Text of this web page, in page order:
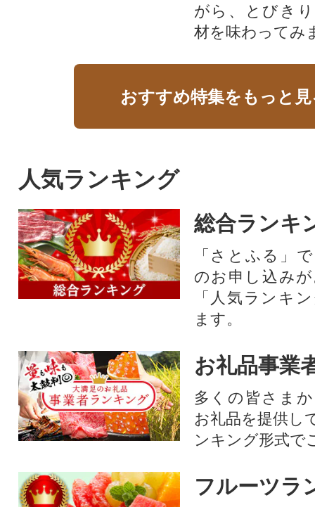
がら、とびき
材を味わってみ
おすすめ特集をもっと
人気ランキング
総合ランキ
「さとふる」
のお申し込み
「人気ランキ
ます。
お礼品事業
多くの皆さま
お礼品を提供し
ンキング形式で
フルーツラ